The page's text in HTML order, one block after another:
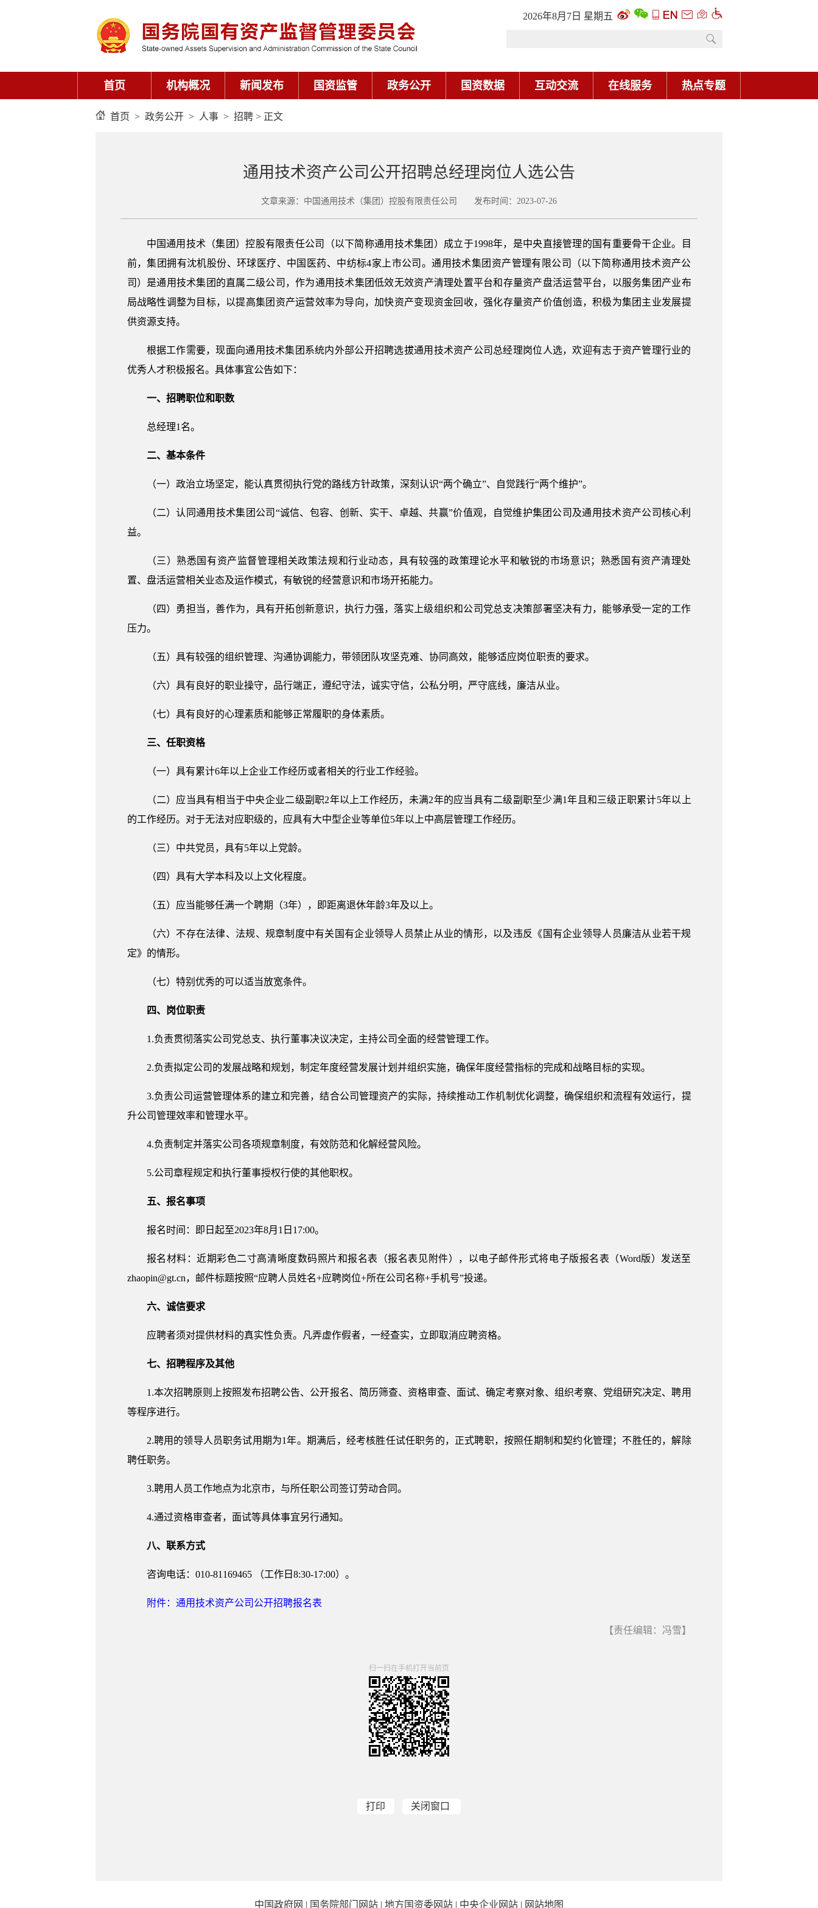
2026年8月7日 星期五
首页 机构概况 新闻发布 国资监管 政务公开 国资数据 互动交流 在线服务 热点专题
首页 > 政务公开 > 人事 > 招聘 > 正文
通用技术资产公司公开招聘总经理岗位人选公告
文章来源：中国通用技术（集团）控股有限责任公司 发布时间：2023-07-26
中国通用技术（集团）控股有限责任公司（以下简称通用技术集团）成立于1998年，是中央直接管理的国有重要骨干企业。目
前，集团拥有沈机股份、环球医疗、中国医药、中纺标4家上市公司。通用技术集团资产管理有限公司（以下简称通用技术资产公
司）是通用技术集团的直属二级公司，作为通用技术集团低效无效资产清理处置平台和存量资产盘活运营平台，以服务集团产业布
局战略性调整为目标，以提高集团资产运营效率为导向，加快资产变现资金回收，强化存量资产价值创造，积极为集团主业发展提
供资源支持。
根据工作需要，现面向通用技术集团系统内外部公开招聘选拔通用技术资产公司总经理岗位人选，欢迎有志于资产管理行业的
优秀人才积极报名。具体事宜公告如下：
一、招聘职位和职数
总经理1名。
二、基本条件
（一）政治立场坚定，能认真贯彻执行党的路线方针政策，深刻认识“两个确立”、自觉践行“两个维护”。
（二）认同通用技术集团公司“诚信、包容、创新、实干、卓越、共赢”价值观，自觉维护集团公司及通用技术资产公司核心利
益。
（三）熟悉国有资产监督管理相关政策法规和行业动态，具有较强的政策理论水平和敏锐的市场意识；熟悉国有资产清理处
置、盘活运营相关业态及运作模式，有敏锐的经营意识和市场开拓能力。
（四）勇担当，善作为，具有开拓创新意识，执行力强，落实上级组织和公司党总支决策部署坚决有力，能够承受一定的工作
压力。
（五）具有较强的组织管理、沟通协调能力，带领团队攻坚克难、协同高效，能够适应岗位职责的要求。
（六）具有良好的职业操守，品行端正，遵纪守法，诚实守信，公私分明，严守底线，廉洁从业。
（七）具有良好的心理素质和能够正常履职的身体素质。
三、任职资格
（一）具有累计6年以上企业工作经历或者相关的行业工作经验。
（二）应当具有相当于中央企业二级副职2年以上工作经历，未满2年的应当具有二级副职至少满1年且和三级正职累计5年以上
的工作经历。对于无法对应职级的，应具有大中型企业等单位5年以上中高层管理工作经历。
（三）中共党员，具有5年以上党龄。
（四）具有大学本科及以上文化程度。
（五）应当能够任满一个聘期（3年），即距离退休年龄3年及以上。
（六）不存在法律、法规、规章制度中有关国有企业领导人员禁止从业的情形，以及违反《国有企业领导人员廉洁从业若干规
定》的情形。
（七）特别优秀的可以适当放宽条件。
四、岗位职责
1.负责贯彻落实公司党总支、执行董事决议决定，主持公司全面的经营管理工作。
2.负责拟定公司的发展战略和规划，制定年度经营发展计划并组织实施，确保年度经营指标的完成和战略目标的实现。
3.负责公司运营管理体系的建立和完善，结合公司管理资产的实际，持续推动工作机制优化调整，确保组织和流程有效运行，提
升公司管理效率和管理水平。
4.负责制定并落实公司各项规章制度，有效防范和化解经营风险。
5.公司章程规定和执行董事授权行使的其他职权。
五、报名事项
报名时间：即日起至2023年8月1日17:00。
报名材料：近期彩色二寸高清晰度数码照片和报名表（报名表见附件），以电子邮件形式将电子版报名表（Word版）发送至
zhaopin@gt.cn，邮件标题按照“应聘人员姓名+应聘岗位+所在公司名称+手机号”投递。
六、诚信要求
应聘者须对提供材料的真实性负责。凡弄虚作假者，一经查实，立即取消应聘资格。
七、招聘程序及其他
1.本次招聘原则上按照发布招聘公告、公开报名、简历筛查、资格审查、面试、确定考察对象、组织考察、党组研究决定、聘用
等程序进行。
2.聘用的领导人员职务试用期为1年。期满后，经考核胜任试任职务的，正式聘职，按照任期制和契约化管理；不胜任的，解除
聘任职务。
3.聘用人员工作地点为北京市，与所任职公司签订劳动合同。
4.通过资格审查者，面试等具体事宜另行通知。
八、联系方式
咨询电话：010-81169465 （工作日8:30-17:00）。
附件：通用技术资产公司公开招聘报名表
【责任编辑：冯雪】
扫一扫在手机打开当前页
打印 关闭窗口